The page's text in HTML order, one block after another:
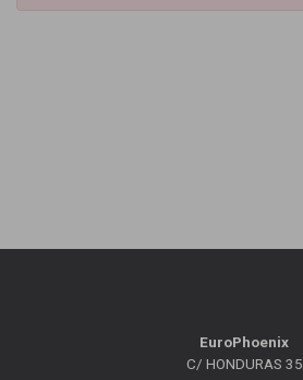
EuroPhoenix
C/ HONDURAS 35